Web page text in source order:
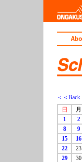
＜＜Back
日
月
1
2
8
9
15
16
22
23
29
30